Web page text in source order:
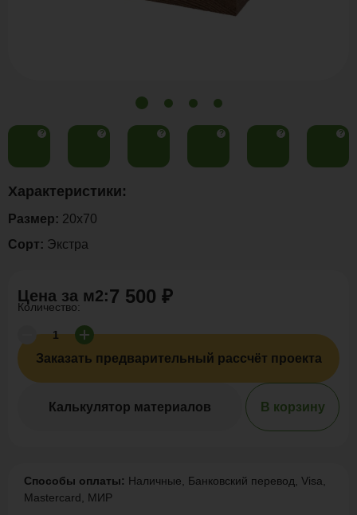
? ? ? ? ? ?
Цена за м2:7 500 ₽
Количество:
Заказать предварительный рассчёт проекта
Калькулятор материалов В корзину
Способы оплаты: Наличные, Банковский перевод, Visa,
Mastercard, МИР
Характеристики:
Размер: 20x70
Сорт: Экстра